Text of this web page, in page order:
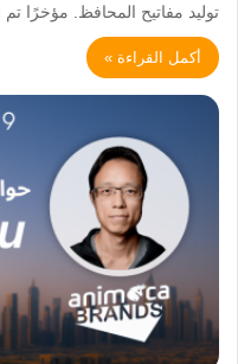
توليد مفاتيح المحافظ. مؤخرًا
أكمل القراءة »